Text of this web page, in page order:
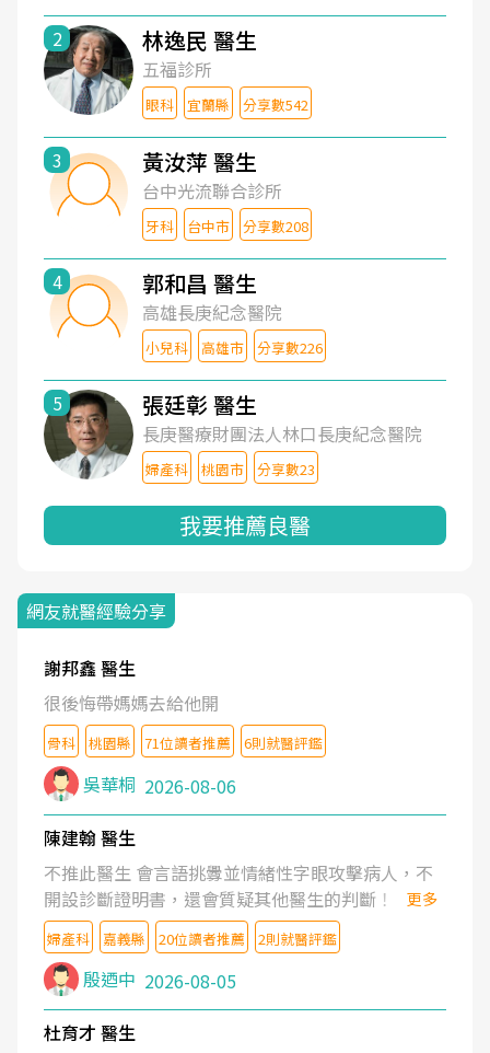
2 林逸民 醫生
五福診所
眼科 宜蘭縣 分享數542
3 黃汝萍 醫生
台中光流聯合診所
牙科 台中市 分享數208
4 郭和昌 醫生
高雄長庚紀念醫院
小兒科 高雄市 分享數226
5 張廷彰 醫生
長庚醫療財團法人林口長庚紀念醫院
婦產科 桃園市 分享數23
我要推薦良醫
網友就醫經驗分享
謝邦鑫 醫生
很後悔帶媽媽去給他開
骨科 桃園縣 71位讀者推薦 6則就醫評鑑
吳華桐 2026-08-06
陳建翰 醫生
不推此醫生 會言語挑釁並情緒性字眼攻擊病人，不
開設診斷證明書，還會質疑其他醫生的判斷！
更多
婦產科 嘉義縣 20位讀者推薦 2則就醫評鑑
殷迺中 2026-08-05
杜育才 醫生